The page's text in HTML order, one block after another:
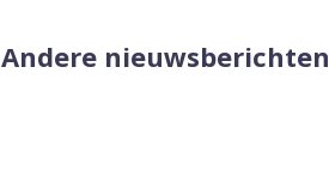
Andere nieuwsberichten